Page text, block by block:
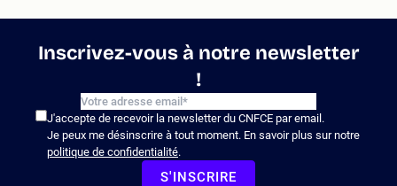
Inscrivez-vous à notre newsletter
!
J'accepte de recevoir la newsletter du CNFCE par email.
Je peux me désinscrire à tout moment. En savoir plus sur notre
politique de confidentialité.
S'INSCRIRE